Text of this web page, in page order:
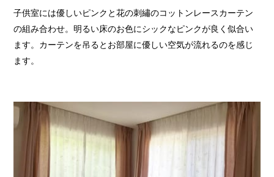
子供室には優しいピンクと花の刺繡のコットンレースカーテン
の組み合わせ。明るい床のお色にシックなピンクが良く似合い
ます。カーテンを吊るとお部屋に優しい空気が流れるのを感じ
ます。